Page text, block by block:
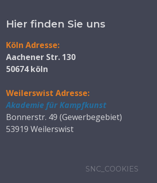
Hier finden Sie uns
Köln Adresse:
Aachener Str. 130
50674 köln
Weilerswist Adresse:
Akademie für Kampfkunst
Bonnerstr. 49 (Gewerbegebiet)
53919 Weilerswist
SNC_COOKIES